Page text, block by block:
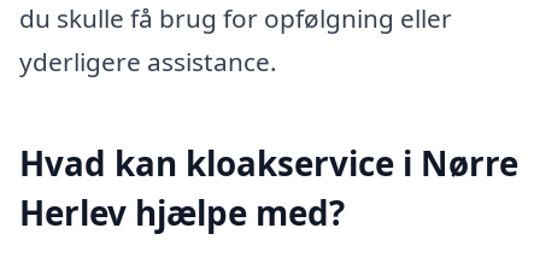
du skulle få brug for opfølgning eller
yderligere assistance.
Hvad kan kloakservice i Nørre
Herlev hjælpe med?